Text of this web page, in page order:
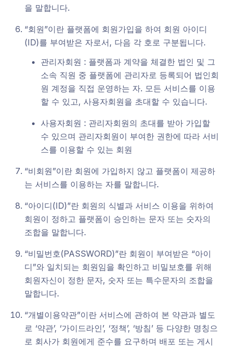
을 말합니다.
“회원”이란 플랫폼에 회원가입을 하여 회원 아이디
(ID)를 부여받은 자로서, 다음 각 호로 구분됩니다.
관리자회원 : 플랫폼과 계약을 체결한 법인 및 그
소속 직원 중 플랫폼에 관리자로 등록되어 법인회
원 계정을 직접 운영하는 자. 모든 서비스를 이용
할 수 있고, 사용자회원을 초대할 수 있습니다.
사용자회원 : 관리자회원의 초대를 받아 가입할
수 있으며 관리자회원이 부여한 권한에 따라 서비
스를 이용할 수 있는 회원
“비회원”이란 회원에 가입하지 않고 플랫폼이 제공하
는 서비스를 이용하는 자를 말합니다.
“아이디(ID)”란 회원의 식별과 서비스 이용을 위하여
회원이 정하고 플랫폼이 승인하는 문자 또는 숫자의
조합을 말합니다.
“비밀번호(PASSWORD)”란 회원이 부여받은 “아이
디”와 일치되는 회원임을 확인하고 비밀보호를 위해
회원자신이 정한 문자, 숫자 또는 특수문자의 조합을
말합니다.
“개별이용약관”이란 서비스에 관하여 본 약관과 별도
로 ‘약관’, ‘가이드라인’, ‘정책’, ‘방침’ 등 다양한 명칭으
로 회사가 회원에게 준수를 요구하며 배포 또는 게시